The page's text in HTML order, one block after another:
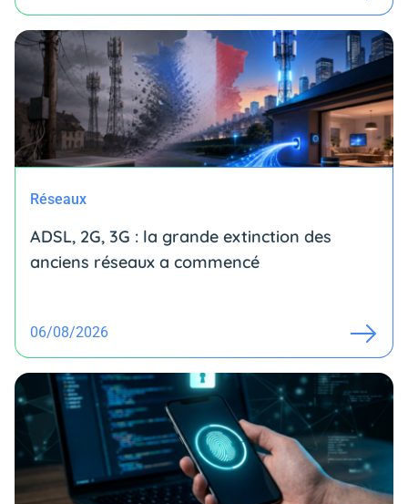
Réseaux
ADSL, 2G, 3G : la grande extinction des
anciens réseaux a commencé
06/08/2026